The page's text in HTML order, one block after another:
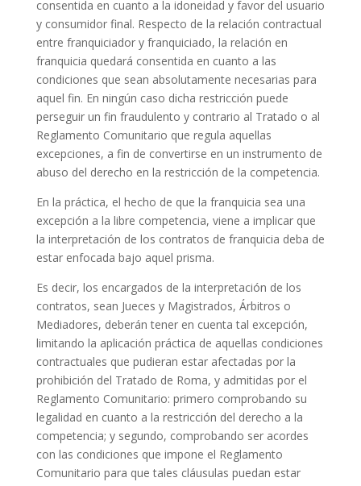
consentida en cuanto a la idoneidad y favor del usuario
y consumidor final. Respecto de la relación contractual
entre franquiciador y franquiciado, la relación en
franquicia quedará consentida en cuanto a las
condiciones que sean absolutamente necesarias para
aquel fin. En ningún caso dicha restricción puede
perseguir un fin fraudulento y contrario al Tratado o al
Reglamento Comunitario que regula aquellas
excepciones, a fin de convertirse en un instrumento de
abuso del derecho en la restricción de la competencia.
En la práctica, el hecho de que la franquicia sea una
excepción a la libre competencia, viene a implicar que
la interpretación de los contratos de franquicia deba de
estar enfocada bajo aquel prisma.
Es decir, los encargados de la interpretación de los
contratos, sean Jueces y Magistrados, Árbitros o
Mediadores, deberán tener en cuenta tal excepción,
limitando la aplicación práctica de aquellas condiciones
contractuales que pudieran estar afectadas por la
prohibición del Tratado de Roma, y admitidas por el
Reglamento Comunitario: primero comprobando su
legalidad en cuanto a la restricción del derecho a la
competencia; y segundo, comprobando ser acordes
con las condiciones que impone el Reglamento
Comunitario para que tales cláusulas puedan estar